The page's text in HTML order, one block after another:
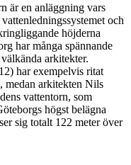
är en anläggning vars
och
höjderna
har många spännande
arkitekter.
har exempelvis ritat
medan arkitekten Nils
vattentorn, som
högst belägna
sig totalt 122 meter över